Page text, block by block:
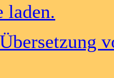
laden.